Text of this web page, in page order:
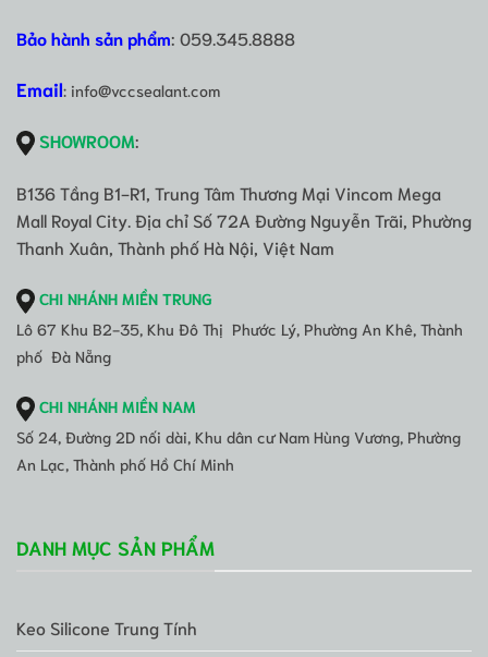
Bảo hành sản phẩm: 059.345.8888
Email: info@vccsealant.com
SHOWROOM:
B136 Tầng B1-R1, Trung Tâm Thương Mại Vincom Mega
Mall Royal City. Địa chỉ Số 72A Đường Nguyễn Trãi, Phường
Thanh Xuân, Thành phố Hà Nội, Việt Nam
CHI NHÁNH MIỀN TRUNG
Lô 67 Khu B2-35, Khu Đô Thị Phước Lý, Phường An Khê, Thành
phố Đà Nẵng
CHI NHÁNH MIỀN NAM
Số 24, Đường 2D nối dài, Khu dân cư Nam Hùng Vương, Phường
An Lạc, Thành phố Hồ Chí Minh
DANH MỤC SẢN PHẨM
Keo Silicone Trung Tính